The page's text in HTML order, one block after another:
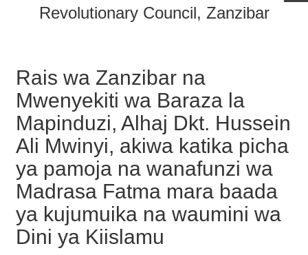
Revolutionary Council, Zanzibar
Rais wa Zanzibar na
Mwenyekiti wa Baraza la
Mapinduzi, Alhaj Dkt. Hussein
Ali Mwinyi, akiwa katika picha
ya pamoja na wanafunzi wa
Madrasa Fatma mara baada
ya kujumuika na waumini wa
Dini ya Kiislamu